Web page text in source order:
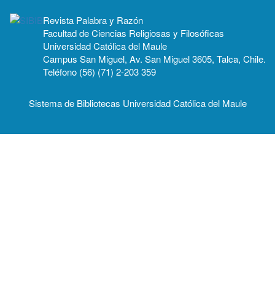
Revista Palabra y Razón
Facultad de Ciencias Religiosas y Filosóficas
Universidad Católica del Maule
Campus San Miguel, Av. San Miguel 3605, Talca, Chile.
Teléfono (56) (71) 2-203 359
Sistema de Bibliotecas Universidad Católica del Maule